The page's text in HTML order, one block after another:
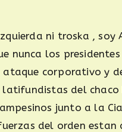
ni troska ,
nunca los
ataque corporativo y
del chaco
junto a la
del orden